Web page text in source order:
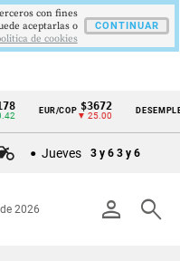
EUR/COP $3672
▼ 25.00
DESEMPLEO9,9
▼
Jueves 3 y 6 3 y 6
person search
2026
con fines
aceptarlas o
de cookies
CONTINUAR